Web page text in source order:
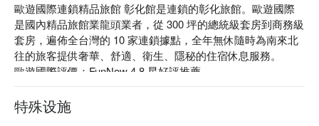
歐遊國際連鎖精品旅館 彰化館是連鎖的彰化旅館。歐遊國際
是國內精品旅館業龍頭業者，從 300 坪的總統級套房到商務級
套房，遍佈全台灣的 10 家連鎖據點，全年無休隨時為南來北
往的旅客提供奢華、舒適、衛生、隱秘的住宿休息服務。
歐遊國際評價：FunNow 4.8 星好評推薦
歐遊國際推薦：歐遊因應不同旅宿需求設有晶鑽套房、白金套
房、旗艦套房、 VIP 套房、總統套房等可供選擇。
歐遊國際連鎖精品旅館 彰化館優惠、歐遊國際連鎖精品旅館
特殊设施